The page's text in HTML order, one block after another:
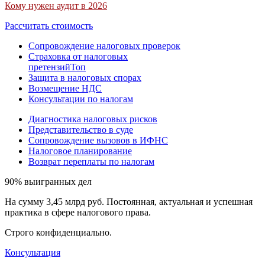
Кому нужен аудит в 2026
Рассчитать стоимость
Сопровождение налоговых проверок
Страховка от налоговых
претензийТоп
Защита в налоговых спорах
Возмещение НДС
Консультации по налогам
Диагностика налоговых рисков
Представительство в суде
Сопровождение вызовов в ИФНС
Налоговое планирование
Возврат переплаты по налогам
90% выигранных дел
На сумму 3,45 млрд руб. Постоянная, актуальная и успешная
практика в сфере налогового права.
Строго конфиденциально.
Консультация